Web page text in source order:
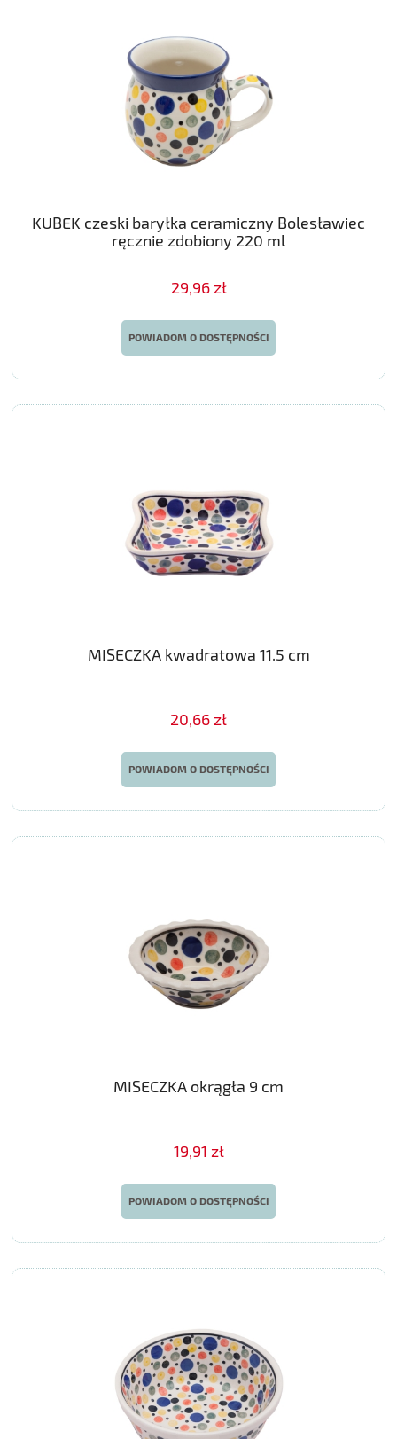
KUBEK czeski baryłka ceramiczny Bolesławiec
ręcznie zdobiony 220 ml
29,96 zł
POWIADOM O DOSTĘPNOŚCI
MISECZKA kwadratowa 11.5 cm
20,66 zł
POWIADOM O DOSTĘPNOŚCI
MISECZKA okrągła 9 cm
19,91 zł
POWIADOM O DOSTĘPNOŚCI